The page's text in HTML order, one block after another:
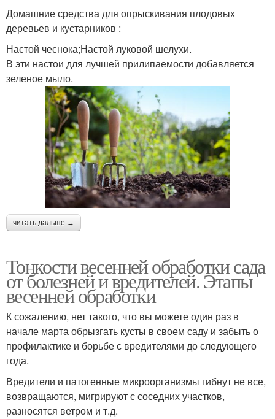
Домашние средства для опрыскивания плодовых
деревьев и кустарников :
Настой чеснока;Настой луковой шелухи.
В эти настои для лучшей прилипаемости добавляется
зеленое мыло.
читать дальше →
Тонкости весенней обработки сада
от болезней и вредителей. Этапы
весенней обработки
К сожалению, нет такого, что вы можете один раз в
начале марта обрызгать кусты в своем саду и забыть о
профилактике и борьбе с вредителями до следующего
года.
Вредители и патогенные микроорганизмы гибнут не все,
возвращаются, мигрируют с соседних участков,
разносятся ветром и т.д.